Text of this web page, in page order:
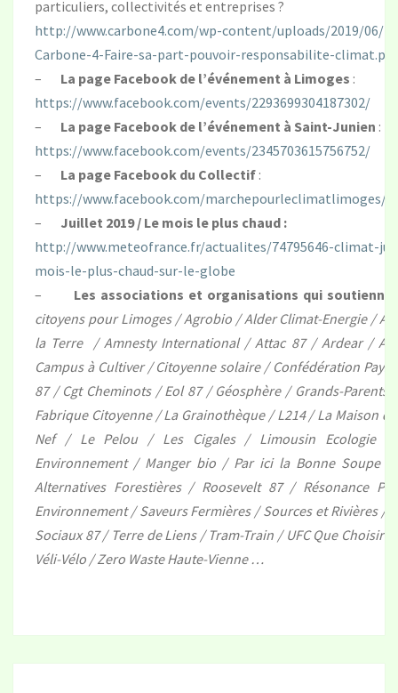
particuliers, collectivités et entreprises ?
http://www.carbone4.com/wp-content/uploads/2019/06/
Carbone-4-Faire-sa-part-pouvoir-responsabilite-climat.pdf
– La page Facebook de l’événement à Limoges :
https://www.facebook.com/events/2293699304187302/
– La page Facebook de l’événement à Saint-Junien :
https://www.facebook.com/events/2345703615756752/
– La page Facebook du Collectif :
https://www.facebook.com/marchepourleclimatlimoges/
– Juillet 2019 / Le mois le plus chaud :
http://www.meteofrance.fr/actualites/74795646-climat-
mois-le-plus-chaud-sur-le-globe
– Les associations et organisations qui
citoyens pour Limoges / Agrobio / Alder Climat-Energie /
la Terre / Amnesty International / Attac 87 / Ardear /
Campus à Cultiver / Citoyenne solaire / Confédération
87 / Cgt Cheminots / Eol 87 / Géosphère / Grands-Parents
Fabrique Citoyenne / La Grainothèque / L214 / La Maison
Nef / Le Pelou / Les Cigales / Limousin Ecologie /
Environnement / Manger bio / Par ici la Bonne Soupe
Alternatives Forestières / Roosevelt 87 / Résonance
Environnement / Saveurs Fermières / Sources et Rivières /
Sociaux 87 / Terre de Liens / Tram-Train / UFC Que Choisir
Véli-Vélo / Zero Waste Haute-Vienne …